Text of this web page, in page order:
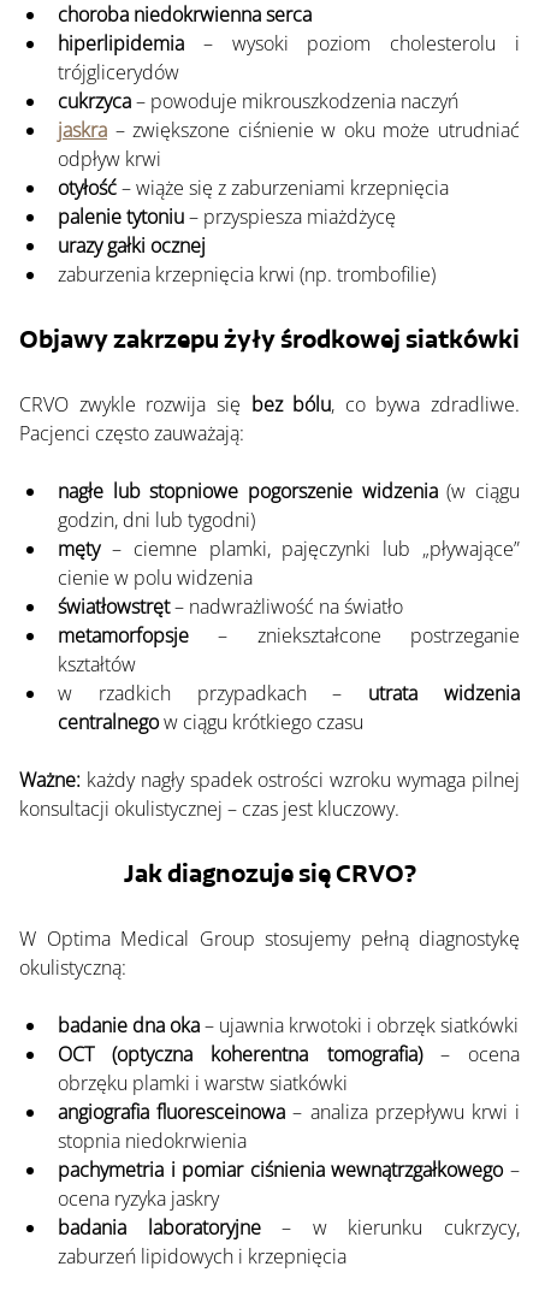
choroba niedokrwienna serca
hiperlipidemia – wysoki poziom cholesterolu i
trójglicerydów
cukrzyca – powoduje mikrouszkodzenia naczyń
jaskra – zwiększone ciśnienie w oku może utrudniać
odpływ krwi
otyłość – wiąże się z zaburzeniami krzepnięcia
palenie tytoniu – przyspiesza miażdżycę
urazy gałki ocznej
zaburzenia krzepnięcia krwi (np. trombofilie)
Objawy zakrzepu żyły środkowej siatkówki
CRVO zwykle rozwija się bez bólu, co bywa zdradliwe.
Pacjenci często zauważają:
nagłe lub stopniowe pogorszenie widzenia (w ciągu
godzin, dni lub tygodni)
męty – ciemne plamki, pajęczynki lub „pływające”
cienie w polu widzenia
światłowstręt – nadwrażliwość na światło
metamorfopsje – zniekształcone postrzeganie
kształtów
w rzadkich przypadkach – utrata widzenia
centralnego w ciągu krótkiego czasu
Ważne: każdy nagły spadek ostrości wzroku wymaga pilnej
konsultacji okulistycznej – czas jest kluczowy.
Jak diagnozuje się CRVO?
W Optima Medical Group stosujemy pełną diagnostykę
okulistyczną:
badanie dna oka – ujawnia krwotoki i obrzęk siatkówki
OCT (optyczna koherentna tomografia) – ocena
obrzęku plamki i warstw siatkówki
angiografia fluoresceinowa – analiza przepływu krwi i
stopnia niedokrwienia
pachymetria i pomiar ciśnienia wewnątrzgałkowego –
ocena ryzyka jaskry
badania laboratoryjne – w kierunku cukrzycy,
zaburzeń lipidowych i krzepnięcia